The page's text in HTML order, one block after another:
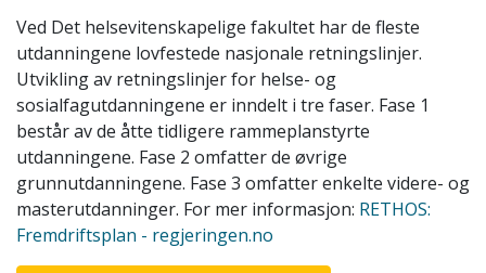
Ved Det helsevitenskapelige fakultet har de fleste
utdanningene lovfestede nasjonale retningslinjer.
Utvikling av retningslinjer for helse- og
sosialfagutdanningene er inndelt i tre faser. Fase 1
består av de åtte tidligere rammeplanstyrte
utdanningene. Fase 2 omfatter de øvrige
grunnutdanningene. Fase 3 omfatter enkelte videre- og
masterutdanninger. For mer informasjon: RETHOS:
Fremdriftsplan - regjeringen.no